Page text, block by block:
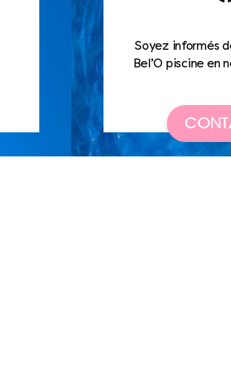
Soyez informés
Bel’O piscine en